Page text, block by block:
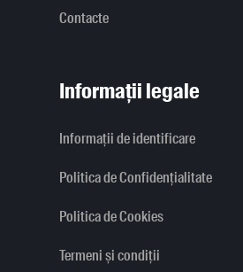
Contacte
Informații legale
Informaţii de identificare
Politica de Confidențialitate
Politica de Cookies
Termeni și condiții